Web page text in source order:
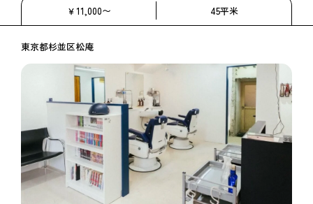
￥11,000〜 45平米
東京都杉並区松庵